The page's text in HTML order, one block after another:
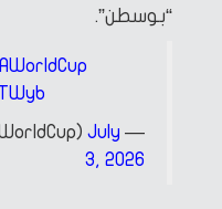
“بوسطن”.
— FIFA World Cup (@FIFAWorldCup)
July
3, 2026